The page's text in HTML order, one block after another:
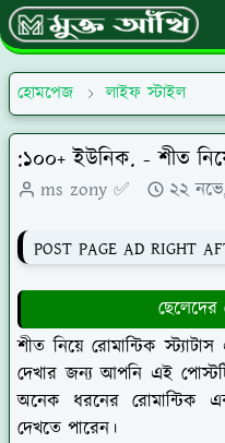
হোমপেজ লাইফ স্টাইল
:১০০+ ইউনিক. - শীত
ms zony ✅ ২২
POST PAGE AD RIGHT
ছেলেদের
শীত নিয়ে রোমান্টিক
দেখার জন্য আপনি এই
অনেক ধরনের রোমান্টিক
দেখতে পারেন।